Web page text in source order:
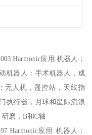
Harmonic应用:机器人：
机器人：手术机器人，成
无人机，遥控站，天线指
执行器，月球和星际流浪
磨，B和C轴
Harmonic应用:机器人：